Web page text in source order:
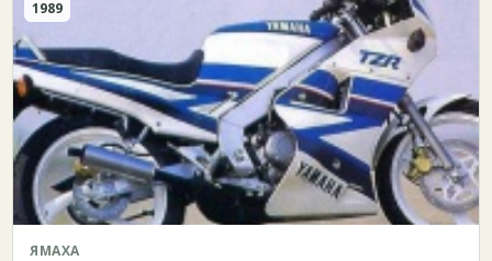
1989
ЯМАХА